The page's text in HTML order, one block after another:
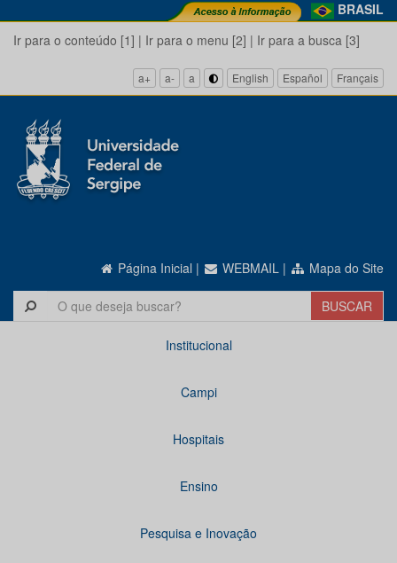
BRASIL
Ir para o conteúdo [1] | Ir para o menu [2] | Ir para a busca [3]
a+ a- a English Español Français
Página Inicial | WEBMAIL | Mapa do Site
Institucional
Campi
Hospitais
Ensino
Pesquisa e Inovação